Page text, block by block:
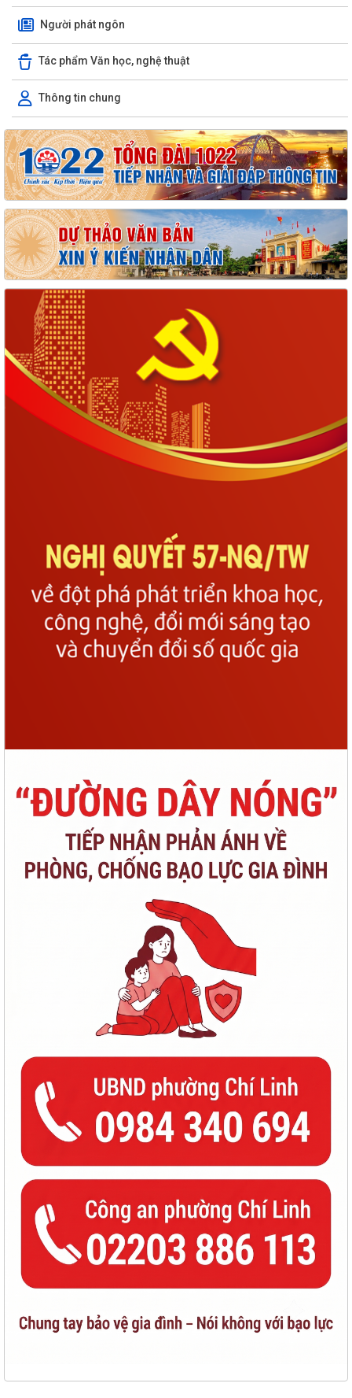
Người phát ngôn
Tác phẩm Văn học, nghệ thuật
Thông tin chung
TRƯỚC KỲ HỌP THƯỜNG LỆ GIỮA NĂM 2026
ĐẨY MẠNH CHUYỂN ĐỔI SỐ NGÀNH GIÁO DỤC – HOÀN THÀNH CẤP
CHỨNG THƯ CHỮ KÝ SỐ CỦA BAN CƠ YẾU CHO 100%...
96 NĂM – CHẶNG ĐƯỜNG VẺ VANG, TỰ HÀO CỦA CÔNG TÁC TUYÊN
GIÁO CỦA ĐẢNG
THÔNG BÁO Niêm yết công khai kết quả rà soát các đối tượng thuộc
hộ nghèo, hộ cận nghèo, hộ thoát...
TÍCH CỰC THAM GIA CHUYỂN ĐỔI SỐ, THANH TOÁN KHÔNG DÙNG
TIỀN MẶT VÀ BẢN ĐỒ ẨM THỰC SỐ HẢI PHÒNG –...
CHUYỂN ĐỔI SỐ – ĐỘNG LỰC XÂY DỰNG CHÍNH QUYỀN PHỤC VỤ, XÃ
HỘI VĂN MINH, HIỆN ĐẠI
HĐND PHƯỜNG CHÍ LINH KHÓA II TỔ CHỨC THÀNH CÔNG KỲ HỌP THỨ
III, QUYẾT NGHỊ NHIỀU GIẢI PHÁP THÚC ĐẨY...
HỘI NGHỊ TẬP HUẨN TRIỀN KHAI THỦ TỤC HÀNH CHÍNH CỦA ĐẢNG
TRÊN MÔI TRƯỜNG ĐIỆN TỬ (GIAI ĐOẠN 2)
ĐẢNG BỘ PHƯỜNG CHÍ LINH THAM DỰ HỘI NGHỊ TOÀN QUỐC HỌC
TẬP, QUÁN TRIỆT VÀ TRIỂN KHAI THỰC HIỆN NGHỊ...
QUY ĐỊNH SỐ 207-QĐ/TW, NGÀY 26/7/2026 CỦA BCH TRUNG ƯƠNG
QUY ĐỊNH NHỮNG ĐIỀU ĐẢNG VIÊN KHÔNG ĐƯỢC...
CUỘC THI "SÁNG TÁC CA KHÚC VÀ BIỂU TRƯNG (LOGO) VỀ PHƯỜNG
MƯỜNG THANH"